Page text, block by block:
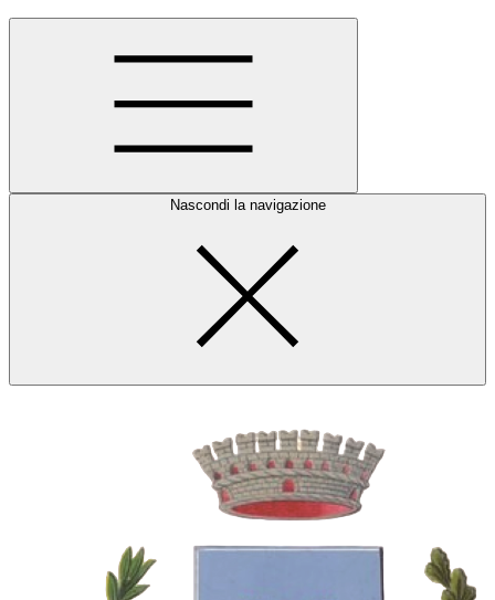
Nascondi la navigazione